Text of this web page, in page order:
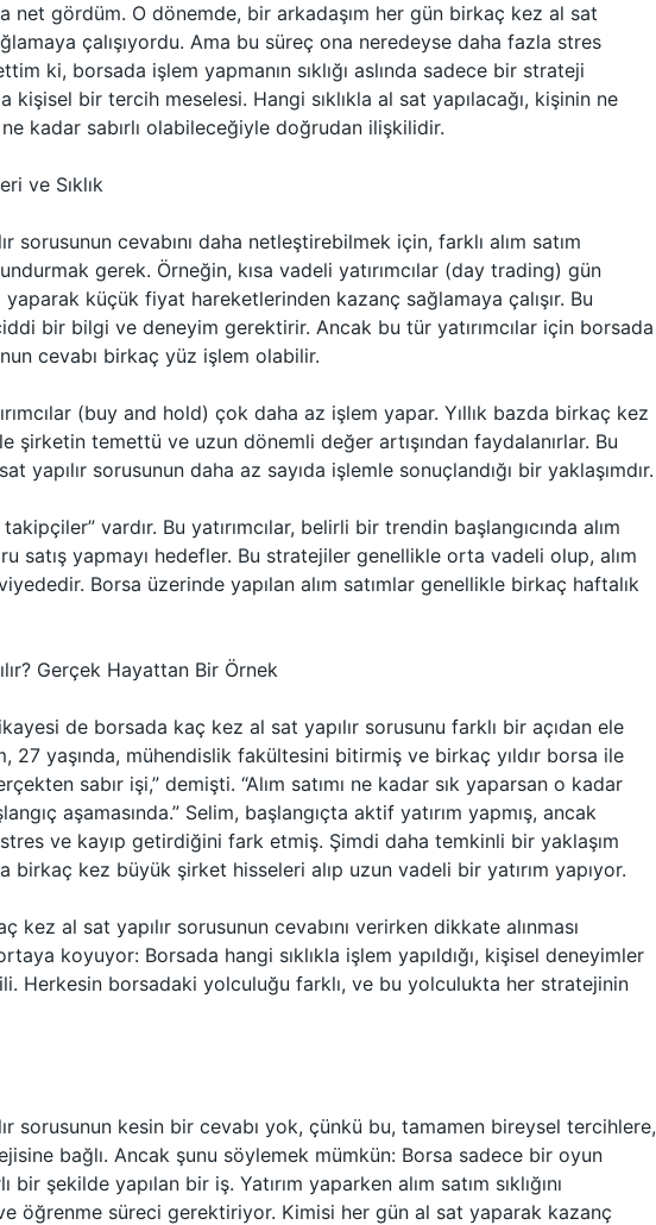
net gördüm. O dönemde, bir arkadaşım her gün birkaç kez al sat
çalışıyordu. Ama bu süreç ona neredeyse daha fazla stres
ki, borsada işlem yapmanın sıklığı aslında sadece bir strateji
kişisel bir tercih meselesi. Hangi sıklıkla al sat yapılacağı, kişinin ne
kadar sabırlı olabileceğiyle doğrudan ilişkilidir.
ve Sıklık
sorusunun cevabını daha netleştirebilmek için, farklı alım satım
gerek. Örneğin, kısa vadeli yatırımcılar (day trading) gün
küçük fiyat hareketlerinden kazanç sağlamaya çalışır. Bu
bir bilgi ve deneyim gerektirir. Ancak bu tür yatırımcılar için borsada
cevabı birkaç yüz işlem olabilir.
(buy and hold) çok daha az işlem yapar. Yıllık bazda birkaç kez
şirketin temettü ve uzun dönemli değer artışından faydalanırlar. Bu
yapılır sorusunun daha az sayıda işlemle sonuçlandığı bir yaklaşımdır.
vardır. Bu yatırımcılar, belirli bir trendin başlangıcında alım
satış yapmayı hedefler. Bu stratejiler genellikle orta vadeli olup, alım
Borsa üzerinde yapılan alım satımlar genellikle birkaç haftalık
Gerçek Hayattan Bir Örnek
de borsada kaç kez al sat yapılır sorusunu farklı bir açıdan ele
27 yaşında, mühendislik fakültesini bitirmiş ve birkaç yıldır borsa ile
sabır işi,” demişti. “Alım satımı ne kadar sık yaparsan o kadar
aşamasında.” Selim, başlangıçta aktif yatırım yapmış, ancak
ve kayıp getirdiğini fark etmiş. Şimdi daha temkinli bir yaklaşım
birkaç kez büyük şirket hisseleri alıp uzun vadeli bir yatırım yapıyor.
kez al sat yapılır sorusunun cevabını verirken dikkate alınması
koyuyor: Borsada hangi sıklıkla işlem yapıldığı, kişisel deneyimler
Herkesin borsadaki yolculuğu farklı, ve bu yolculukta her stratejinin
sorusunun kesin bir cevabı yok, çünkü bu, tamamen bireysel tercihlere,
bağlı. Ancak şunu söylemek mümkün: Borsa sadece bir oyun
şekilde yapılan bir iş. Yatırım yaparken alım satım sıklığını
öğrenme süreci gerektiriyor. Kimisi her gün al sat yaparak kazanç